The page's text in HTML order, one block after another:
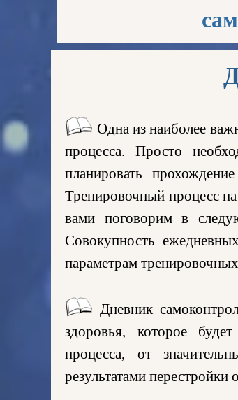
Одна из наиболее
процесса. Просто
планировать
Тренировочный процесс
вами поговорим в
Совокупность
параметрам
Дневник
здоровья, которое
процесса, от
результатами